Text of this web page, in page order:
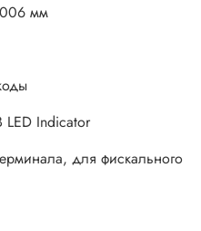
мм
LED Indicator
для фискального